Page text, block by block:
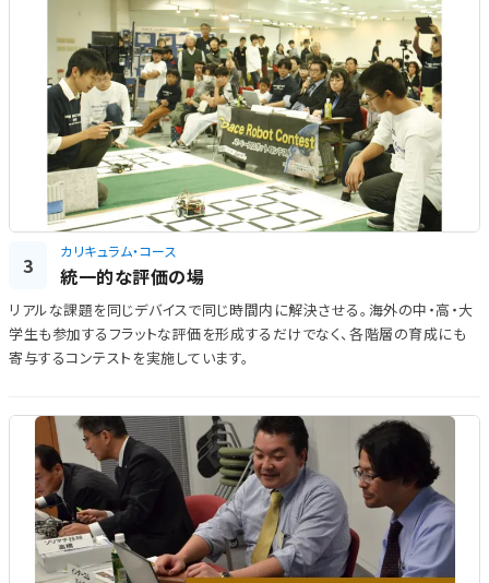
3
カリキュラム・コース
統一的な評価の場
リアルな課題を同じデバイスで同じ時間内に解決させる。海外の中・高・大
学生も参加するフラットな評価を形成するだけでなく、各階層の育成にも
寄与するコンテストを実施しています。